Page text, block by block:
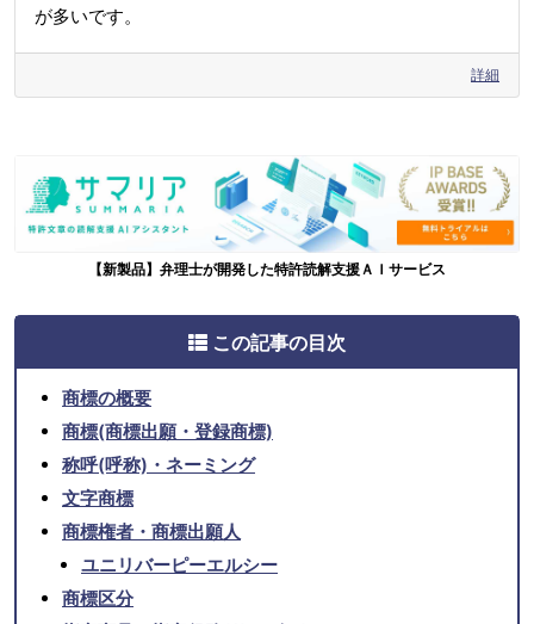
が多いです。
詳細
【新製品】弁理士が開発した特許読解支援ＡＩサービス
この記事の目次
商標の概要
商標(商標出願・登録商標)
称呼(呼称)・ネーミング
文字商標
商標権者・商標出願人
ユニリバーピーエルシー
商標区分